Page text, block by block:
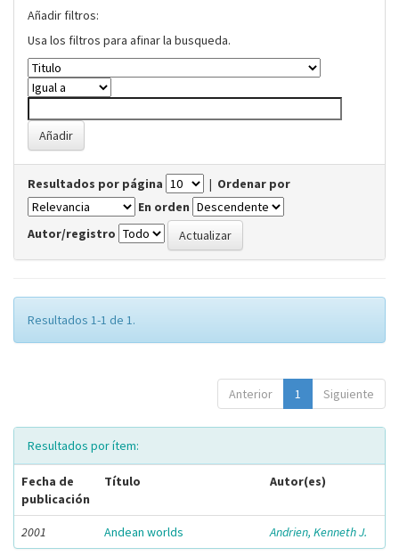
Añadir filtros:
Usa los filtros para afinar la busqueda.
Resultados por página | Ordenar por
En orden
Autor/registro
Resultados 1-1 de 1.
Anterior 1 Siguiente
Resultados por ítem:
Fecha de
publicación
Título Autor(es)
2001 Andean worlds Andrien, Kenneth J.